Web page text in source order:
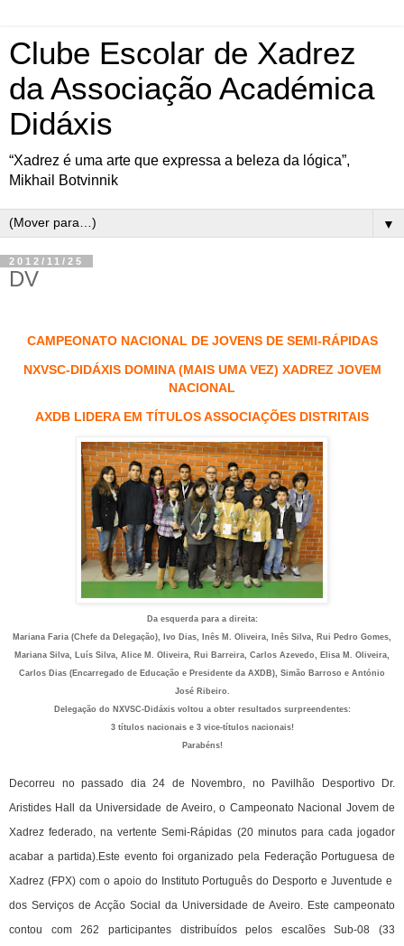
Clube Escolar de Xadrez
da Associação Académica
Didáxis
“Xadrez é uma arte que expressa a beleza da lógica”,
Mikhail Botvinnik
▼
2012/11/25
DV
CAMPEONATO NACIONAL DE JOVENS DE SEMI-RÁPIDAS
NXVSC-DIDÁXIS DOMINA (MAIS UMA VEZ) XADREZ JOVEM
NACIONAL
AXDB LIDERA EM TÍTULOS ASSOCIAÇÕES DISTRITAIS
Da esquerda para a direita:
Mariana Faria (Chefe da Delegação), Ivo Dias, Inês M. Oliveira, Inês Silva, Rui Pedro Gomes,
Mariana Silva, Luís Silva, Alice M. Oliveira, Rui Barreira, Carlos Azevedo, Elisa M. Oliveira,
Carlos Dias (Encarregado de Educação e Presidente da AXDB), Simão Barroso e António
José Ribeiro.
Delegação do NXVSC-Didáxis voltou a obter resultados surpreendentes:
3 títulos nacionais e 3 vice-títulos nacionais!
Parabéns!
Decorreu no passado dia 24 de Novembro, no Pavilhão Desportivo Dr.
Aristides Hall da Universidade de Aveiro, o Campeonato Nacional Jovem de
Xadrez federado, na vertente Semi-Rápidas (20 minutos para cada jogador
acabar a partida).Este evento foi organizado pela Federação Portuguesa de
Xadrez (FPX) com o apoio do Instituto Português do Desporto e Juventude e
dos Serviços de Acção Social da Universidade de Aveiro. Este campeonato
contou com 262 participantes distribuídos pelos escalões Sub-08 (33